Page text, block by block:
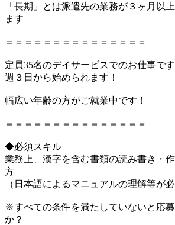
「長期」とは派遣先の業務が３ヶ月以
ます
＝＝＝＝＝＝＝＝＝＝＝＝＝＝＝
定員35名のデイサービスでのお仕事です
週３日から始められます！
幅広い年齢の方がご就業中です！
＝＝＝＝＝＝＝＝＝＝＝＝＝＝＝
◆必須スキル
業務上、漢字を含む書類の読み書き・
方
（日本語によるマニュアルの理解等が必
※すべての条件を満たしていないと応
か？